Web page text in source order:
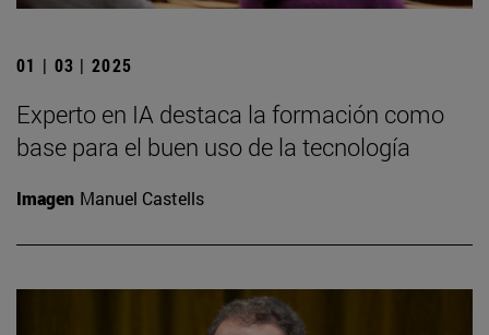
01 | 03 | 2025
Experto en IA destaca la formación como
base para el buen uso de la tecnología
Imagen Manuel Castells